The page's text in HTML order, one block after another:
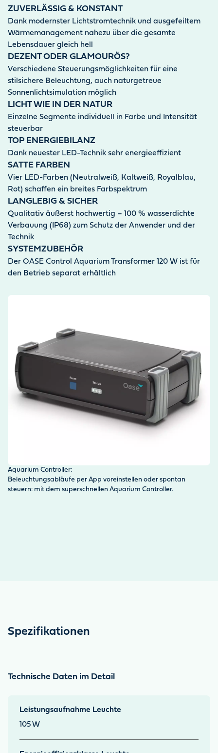
ZUVERLÄSSIG & KONSTANT
Dank modernster Lichtstromtechnik und ausgefeiltem
Wärmemanagement nahezu über die gesamte
Lebensdauer gleich hell
DEZENT ODER GLAMOURÖS?
Verschiedene Steuerungsmöglichkeiten für eine
stilsichere Beleuchtung, auch naturgetreue
Sonnenlichtsimulation möglich
LICHT WIE IN DER NATUR
Einzelne Segmente individuell in Farbe und Intensität
steuerbar
TOP ENERGIEBILANZ
Dank neuester LED-Technik sehr energieeffizient
SATTE FARBEN
Vier LED-Farben (Neutralweiß, Kaltweiß, Royalblau,
Rot) schaffen ein breites Farbspektrum
LANGLEBIG & SICHER
Qualitativ äußerst hochwertig – 100 % wasserdichte
Verbauung (IP68) zum Schutz der Anwender und der
Technik
SYSTEMZUBEHÖR
Der OASE Control Aquarium Transformer 120 W ist für
den Betrieb separat erhältlich
Aquarium Controller:
Beleuchtungsabläufe per App voreinstellen oder spontan
steuern: mit dem superschnellen Aquarium Controller.
Spezifikationen
Technische Daten im Detail
Leistungsaufnahme Leuchte
105 W